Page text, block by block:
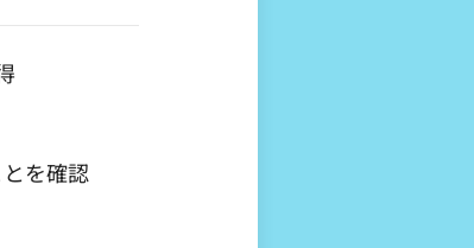
を確認